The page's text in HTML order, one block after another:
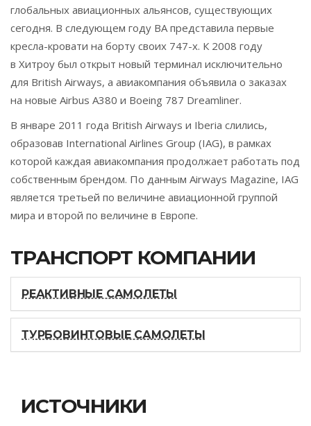
глобальных авиационных альянсов, существующих
сегодня. В следующем году BA представила первые
кресла-кровати на борту своих 747-х. К 2008 году
в Хитроу был открыт новый терминал исключительно
для British Airways, а авиакомпания объявила о заказах
на новые Airbus A380 и Boeing 787 Dreamliner.
В январе 2011 года British Airways и Iberia слились,
образовав International Airlines Group (IAG), в рамках
которой каждая авиакомпания продолжает работать под
собственным брендом. По данным Airways Magazine, IAG
является третьей по величине авиационной группой
мира и второй по величине в Европе.
ТРАНСПОРТ КОМПАНИИ
РЕАКТИВНЫЕ САМОЛЕТЫ
ТУРБОВИНТОВЫЕ САМОЛЕТЫ
ИСТОЧНИКИ